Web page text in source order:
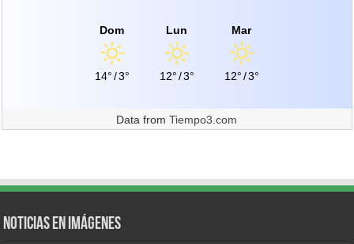
Dom
14°/3°
Lun
12°/3°
Mar
12°/3°
Data fromTiempo3.com
Noticias en Imágenes